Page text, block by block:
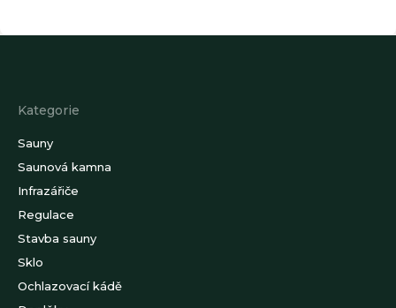
Kategorie
Sauny
Saunová kamna
Infrazářiče
Regulace
Stavba sauny
Sklo
Ochlazovací kádě